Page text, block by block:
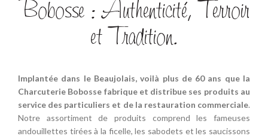
Bobosse : Authenticité, Terroir
et Tradition.
Implantée dans le Beaujolais, voilà plus de 60 ans que la
Charcuterie Bobosse fabrique et distribue ses produits au
service des particuliers et de la restauration commerciale.
Notre assortiment de produits comprend les fameuses
andouillettes tirées à la ficelle, les sabodets et les saucissons